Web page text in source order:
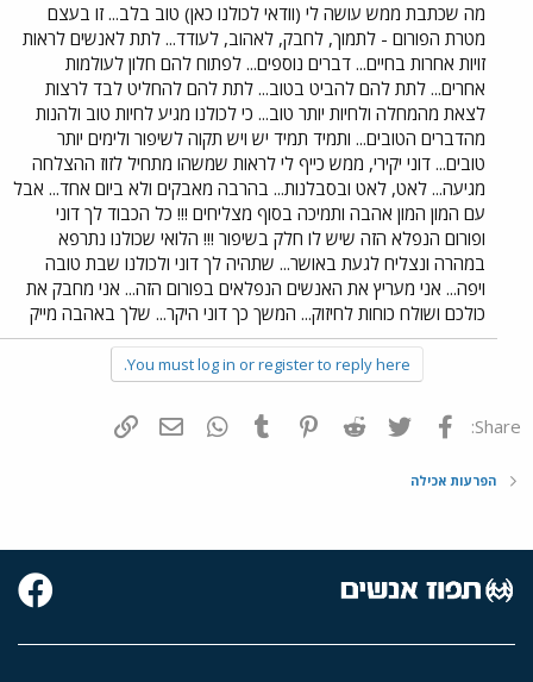
מה שכתבת ממש עושה לי (וודאי לכולנו כאן) טוב בלב... זו בעצם
מטרת הפורום - לתמוך, לחבק, לאהוב, לעודד... לתת לאנשים לראות
זויות אחרות בחיים... דברים נוספים... לפתוח להם חלון לעולמות
אחרים... לתת להם להביט בטוב... לתת להם להחליט לבד לרצות
לצאת מהמחלה ולחיות יותר טוב... כי לכולנו מגיע לחיות טוב ולהנות
מהדברים הטובים... ותמיד תמיד יש ויש תקוה לשיפור ולימים יותר
טובים... דוני יקירי, ממש כייף לי לראות שמשהו מתחיל לזוז ההצלחה
מגיעה... לאט, לאט ובסבלנות... בהרבה מאבקים ולא ביום אחד... אבל
עם המון המון אהבה ותמיכה בסוף מצליחים !!! כל הכבוד לך דוני
ופורום הנפלא הזה שיש לו חלק בשיפור !!! הלואי שכולנו נתרפא
במהרה ונצליח לגעת באושר... שתהיה לך דוני ולכולנו שבת טובה
ויפה... אני מעריץ את האנשים הנפלאים בפורום הזה... אני מחבק את
כולכם ושולח כוחות לחיזוק... המשך כך דוני היקר... שלך באהבה מייק
You must log in or register to reply here.
Share: פייסבוק Twitter
Reddit
Pinterest
Tumblr
WhatsAppדואר אלקטרוני
הפרעות אכילה